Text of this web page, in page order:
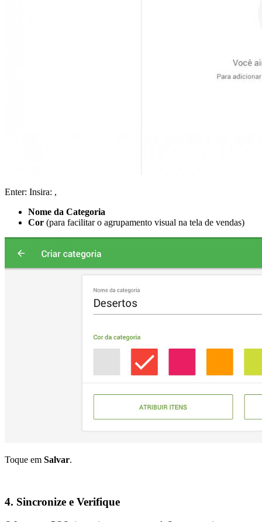
Enter: Insira: ,
Nome da Categoria
Cor (para facilitar o agrupamento visual na tela de vendas)
Toque em Salvar.
4. Sincronize e Verifique